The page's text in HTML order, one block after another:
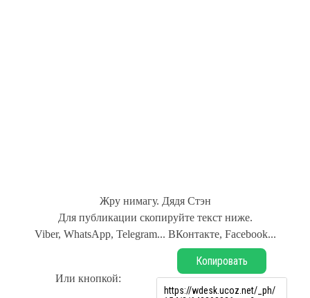
Жру нимагу. Дядя Стэн
Для публикации скопируйте текст ниже.
Viber, WhatsApp, Telegram... ВКонтакте, Facebook...
Или кнопкой:
Копировать